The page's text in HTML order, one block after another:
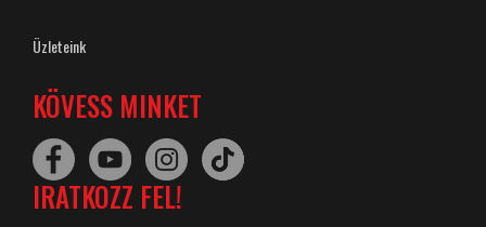
Üzleteink
KÖVESS MINKET
IRATKOZZ FEL!